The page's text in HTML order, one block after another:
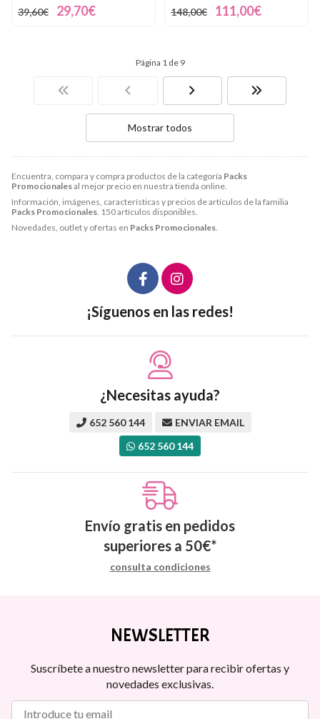
Encuentra, compara y compra productos de la categoría Packs
Promocionalesal mejor precio en nuestra tienda online.
Información, imágenes, características y precios de artículos de la familia
Packs Promocionales . 150 artículos disponibles.
Novedades, outlet y ofertas en Packs Promocionales
39,60€
29,70€
148,00€
111,00€
Página 1 de 9
Mostrar todos
¡Síguenos en las redes!
¿Necesitas ayuda?
652 560 144
ENVIAR EMAIL
652 560 144
Envío gratis en pedidos
superiores a 50€*
consulta condiciones
NEWSLETTER
Suscríbete a nuestro newsletter para recibir ofertas y
novedades exclusivas.